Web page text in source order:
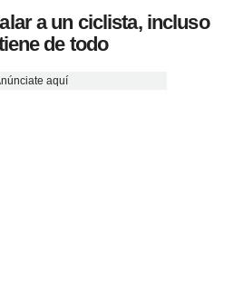
a un ciclista, incluso
de todo
aquí